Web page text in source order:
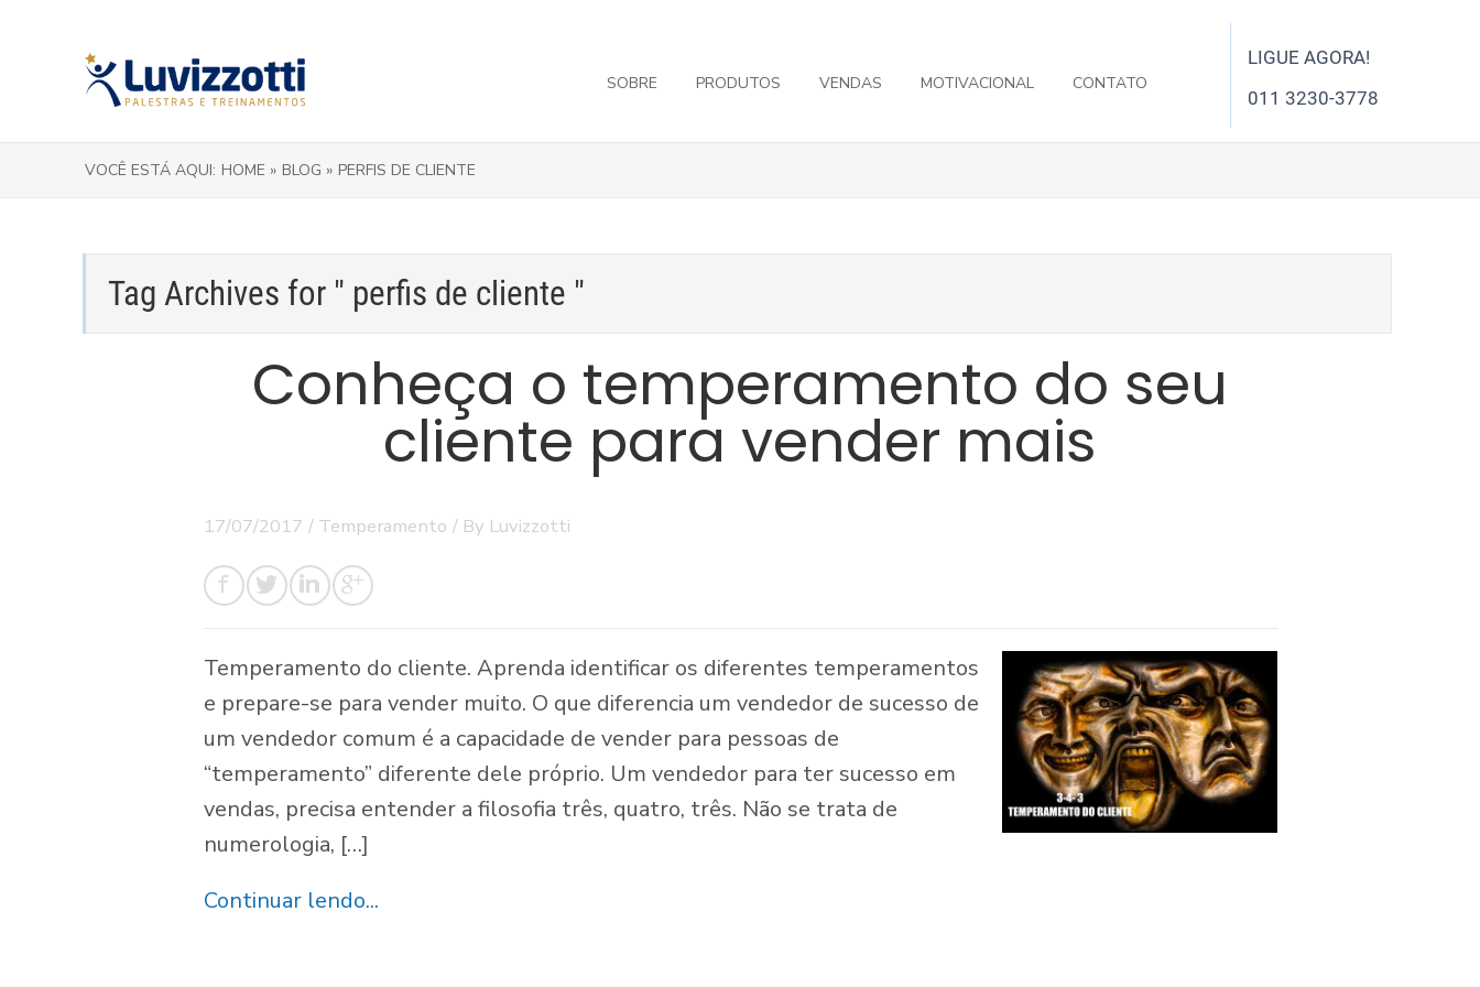
SOBRE PRODUTOS VENDAS MOTIVACIONAL CONTATO
LIGUE AGORA!
011 3230-3778
VOCÊ ESTÁ AQUI: HOME » BLOG » PERFIS DE CLIENTE
Tag Archives for " perfis de cliente "
Conheça o temperamento do seu
cliente para vender mais
17/07/2017 / Temperamento / By Luvizzotti
Temperamento do cliente. Aprenda identificar os diferentes temperamentos
e prepare-se para vender muito. O que diferencia um vendedor de sucesso de
um vendedor comum é a capacidade de vender para pessoas de
“temperamento” diferente dele próprio. Um vendedor para ter sucesso em
vendas, precisa entender a filosofia três, quatro, três. Não se trata de
numerologia, […]
Continuar lendo...